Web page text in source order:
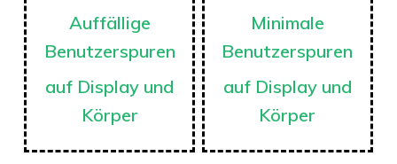
Minimale
Benutzerspuren
auf Display und
Körper
Auffällige
Benutzerspuren
auf Display und
Körper